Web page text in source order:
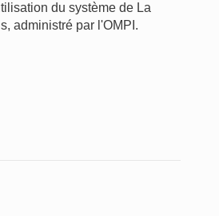
du système de La
administré par l'OMPI.